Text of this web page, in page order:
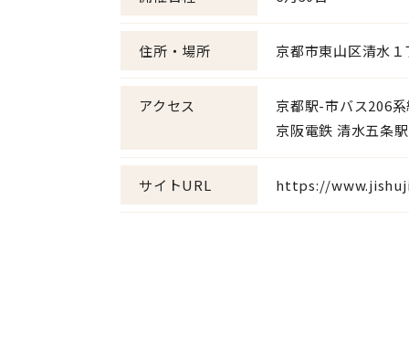
住所・場所 京都市東山区清水
アクセス
京都駅-市バス206
京阪電鉄 清水五条
サイトURL https://